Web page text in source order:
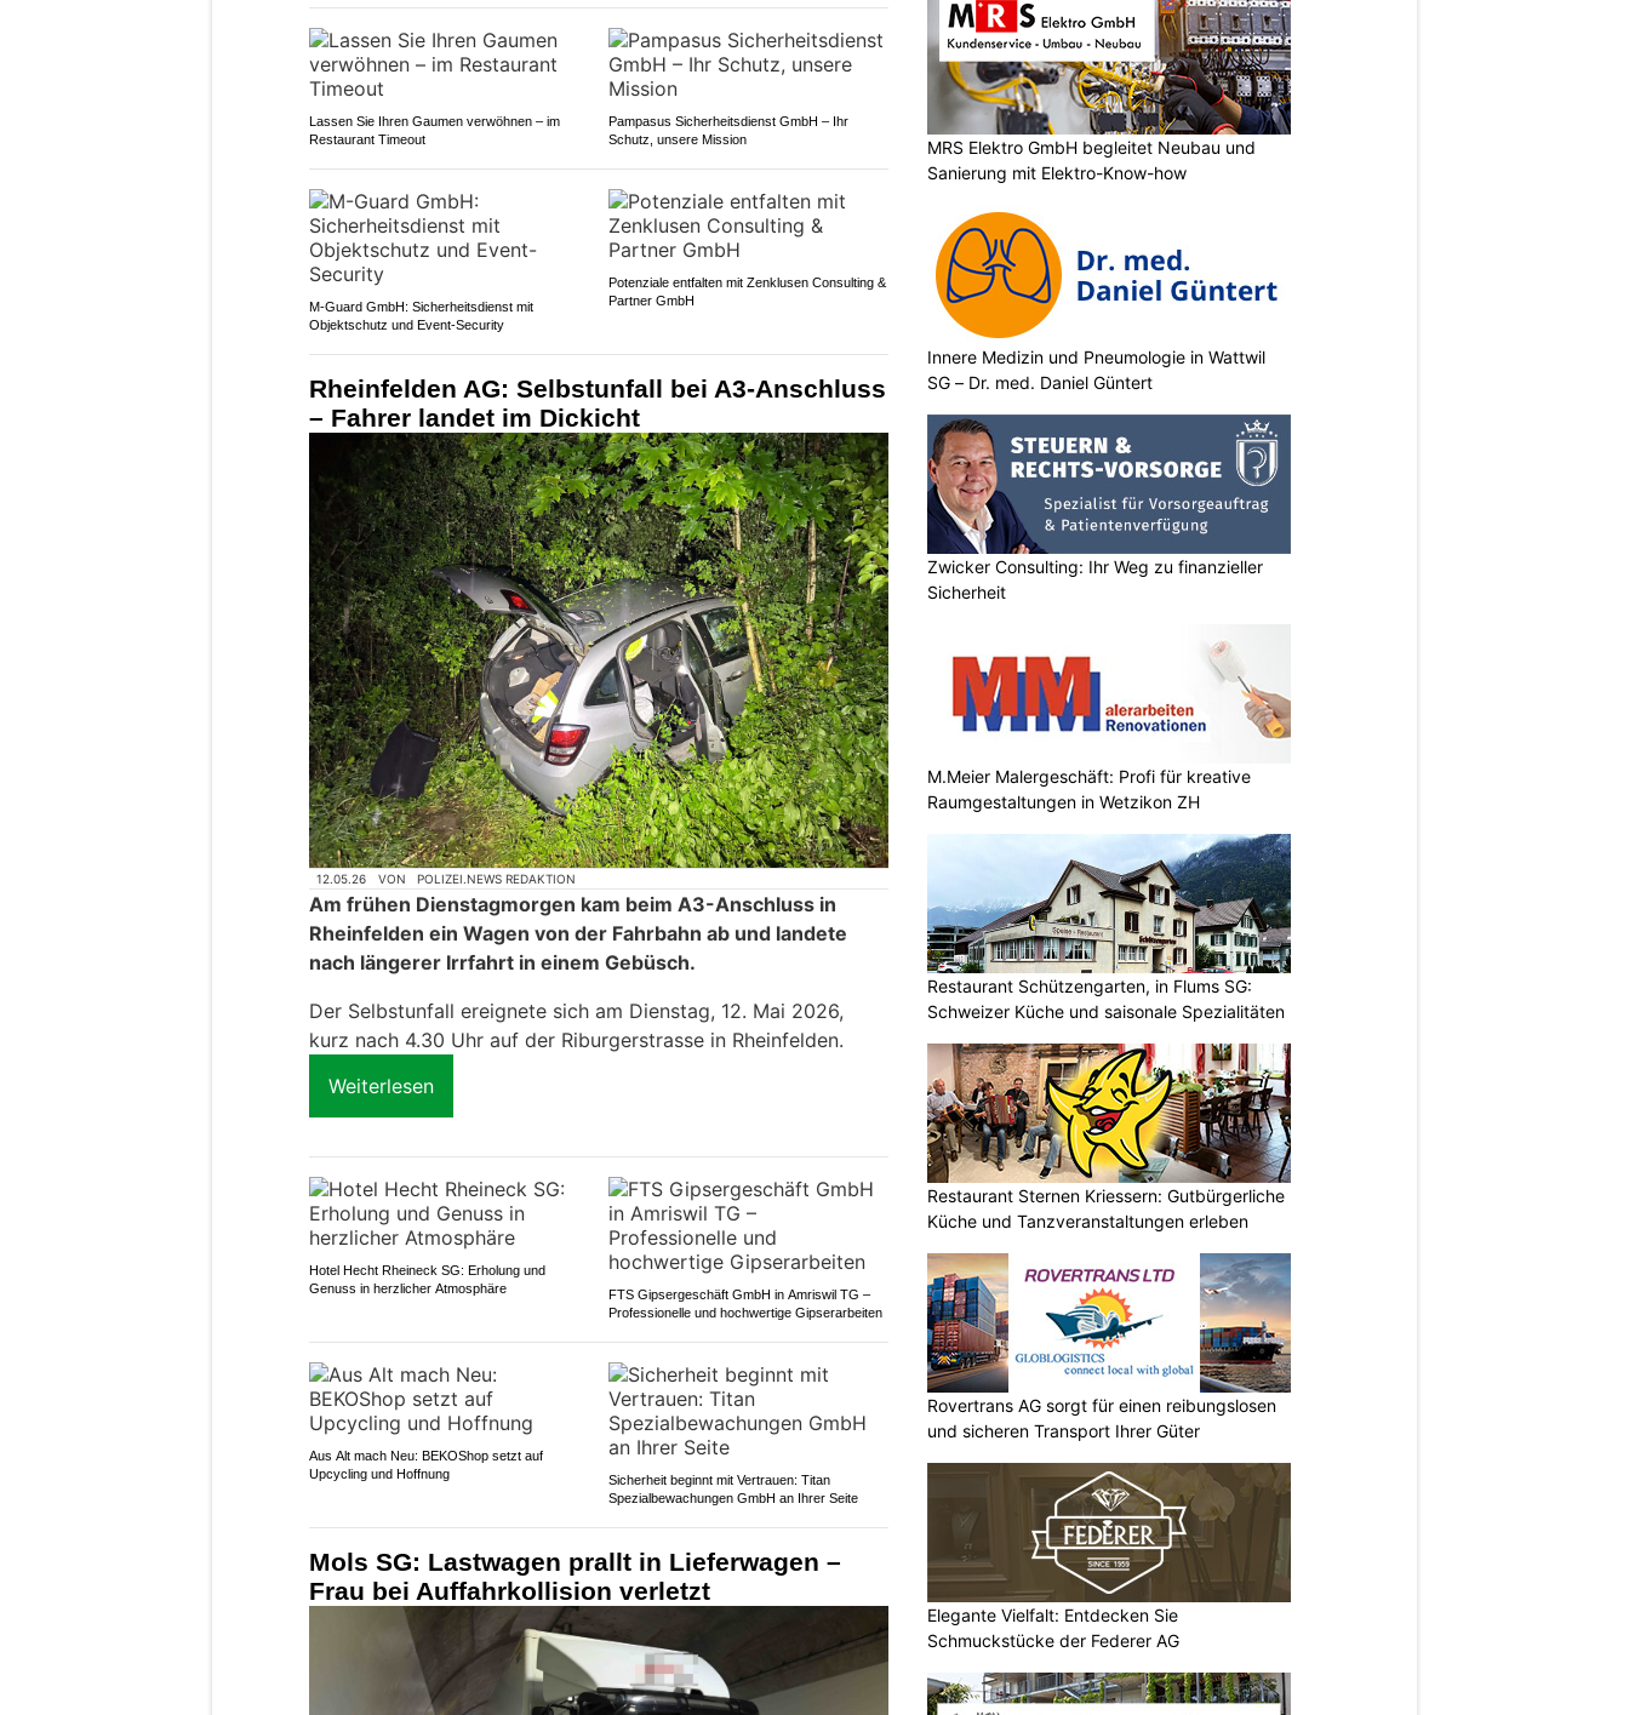
Lassen Sie Ihren Gaumen verwöhnen – im
Restaurant Timeout
Pampasus Sicherheitsdienst GmbH – Ihr
Schutz, unsere Mission
M-Guard GmbH: Sicherheitsdienst mit
Objektschutz und Event-Security
Potenziale entfalten mit Zenklusen Consulting &
Partner GmbH
Rheinfelden AG: Selbstunfall bei A3-Anschluss
– Fahrer landet im Dickicht
12.05.26 VON POLIZEI.NEWS REDAKTION
Am frühen Dienstagmorgen kam beim A3-Anschluss in
Rheinfelden ein Wagen von der Fahrbahn ab und landete
nach längerer Irrfahrt in einem Gebüsch.
Der Selbstunfall ereignete sich am Dienstag, 12. Mai 2026,
kurz nach 4.30 Uhr auf der Riburgerstrasse in Rheinfelden.
Weiterlesen
Hotel Hecht Rheineck SG: Erholung und
Genuss in herzlicher Atmosphäre
FTS Gipsergeschäft GmbH in Amriswil TG –
Professionelle und hochwertige Gipserarbeiten
Aus Alt mach Neu: BEKOShop setzt auf
Upcycling und Hoffnung
Sicherheit beginnt mit Vertrauen: Titan
Spezialbewachungen GmbH an Ihrer Seite
Mols SG: Lastwagen prallt in Lieferwagen –
Frau bei Auffahrkollision verletzt
MRS Elektro GmbH begleitet Neubau und
Sanierung mit Elektro-Know-how
Innere Medizin und Pneumologie in Wattwil
SG – Dr. med. Daniel Güntert
Zwicker Consulting: Ihr Weg zu finanzieller
Sicherheit
M.Meier Malergeschäft: Profi für kreative
Raumgestaltungen in Wetzikon ZH
Restaurant Schützengarten, in Flums SG:
Schweizer Küche und saisonale Spezialitäten
Restaurant Sternen Kriessern: Gutbürgerliche
Küche und Tanzveranstaltungen erleben
Rovertrans AG sorgt für einen reibungslosen
und sicheren Transport Ihrer Güter
Elegante Vielfalt: Entdecken Sie
Schmuckstücke der Federer AG